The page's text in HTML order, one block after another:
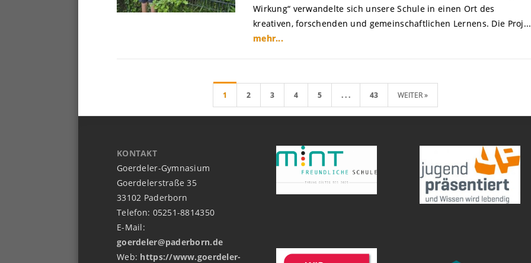
Wirkung“ verwandelte sich unsere Schule in einen Ort des
kreativen, forschenden und gemeinschaftlichen Lernens. Die Proj...
mehr...
1 2 3 4 5 . . . 43 WEITER »
KONTAKT
Goerdeler-Gymnasium
Goerdelerstraße 35
33102 Paderborn
Telefon: 05251-8814350
E-Mail:
goerdeler@paderborn.de
Web: https://www.goerdeler-